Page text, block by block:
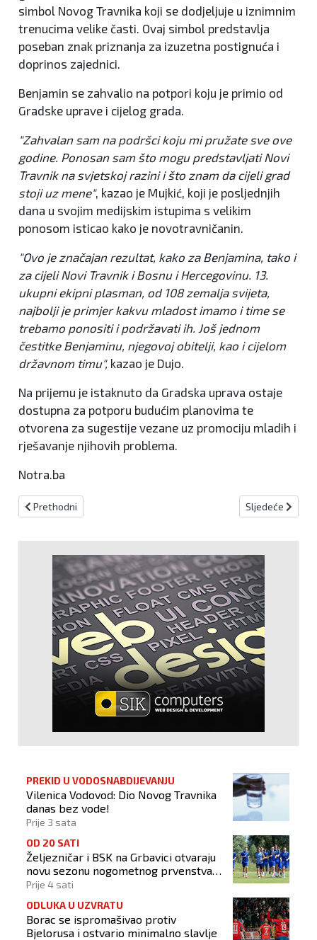
simbol Novog Travnika koji se dodjeljuje u iznimnim
trenucima velike časti. Ovaj simbol predstavlja
poseban znak priznanja za izuzetna postignuća i
doprinos zajednici.
Benjamin se zahvalio na potpori koju je primio od
Gradske uprave i cijelog grada.
"Zahvalan sam na podršci koju mi pružate sve ove
godine. Ponosan sam što mogu predstavljati Novi
Travnik na svjetskoj razini i što znam da cijeli grad
stoji uz mene", kazao je Mujkić, koji je posljednjih
dana u svojim medijskim istupima s velikim
ponosom isticao kako je novotravničanin.
"Ovo je značajan rezultat, kako za Benjamina, tako i
za cijeli Novi Travnik i Bosnu i Hercegovinu. 13.
ukupni ekipni plasman, od 108 zemalja svijeta,
najbolji je primjer kakvu mladost imamo i time se
trebamo ponositi i podržavati ih. Još jednom
čestitke Benjaminu, njegovoj obitelji, kao i cijelom
državnom timu", kazao je Dujo.
Na prijemu je istaknuto da Gradska uprava ostaje
dostupna za potporu budućim planovima te
otvorena za sugestije vezane uz promociju mladih i
rješavanje njihovih problema.
Notra.ba
Prethodni članak: Javni poziv za sufinanciranje nabave 15
Prethodni Sljedeći
Sljedeće
PREKID U VODOSNABDIJEVANJU
Vilenica Vodovod: Dio Novog Travnika
danas bez vode!
Prije 3 sata
OD 20 SATI
Željezničar i BSK na Grbavici otvaraju
novu sezonu nogometnog prvenstva
BiH
Prije 4 sati
ODLUKA U UZVRATU
Borac se ispromašivao protiv
Bjelorusa i ostvario minimalno slavlje